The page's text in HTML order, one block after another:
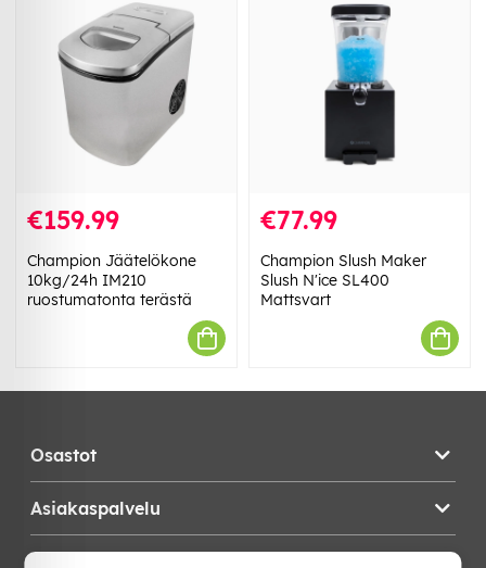
€159.99
Champion Jäätelökone
10kg/24h IM210
ruostumatonta terästä
€77.99
Champion Slush Maker
Slush N'ice SL400
Mattsvart
Osastot
Asiakaspalvelu